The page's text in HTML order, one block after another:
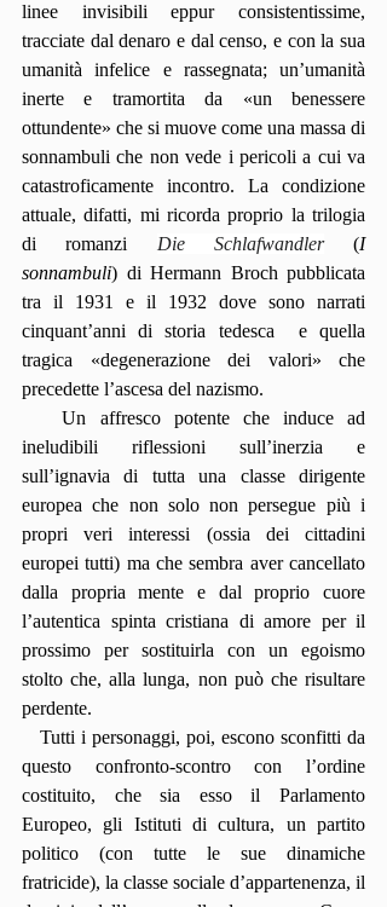
linee invisibili eppur consistentissime,
tracciate dal denaro e dal censo, e con la sua
umanità infelice e rassegnata; un’umanità
inerte e tramortita da «un benessere
ottundente» che si muove come una massa di
sonnambuli che non vede i pericoli a cui va
catastroficamente incontro. La condizione
attuale, difatti, mi ricorda proprio la trilogia
di romanzi Die Schlafwandler (I
sonnambuli) di Hermann Broch pubblicata
tra il 1931 e il 1932 dove sono narrati
cinquant’anni di storia tedesca  e quella
tragica «degenerazione dei valori» che
precedette l’ascesa del nazismo.
Un affresco potente che induce ad
ineludibili riflessioni sull’inerzia e
sull’ignavia di tutta una classe dirigente
europea che non solo non persegue più i
propri veri interessi (ossia dei cittadini
europei tutti) ma che sembra aver cancellato
dalla propria mente e dal proprio cuore
l’autentica spinta cristiana di amore per il
prossimo per sostituirla con un egoismo
stolto che, alla lunga, non può che risultare
perdente.
Tutti i personaggi, poi, escono sconfitti da
questo confronto-scontro con l’ordine
costituito, che sia esso il Parlamento
Europeo, gli Istituti di cultura, un partito
politico (con tutte le sue dinamiche
fratricide), la classe sociale d’appartenenza, il